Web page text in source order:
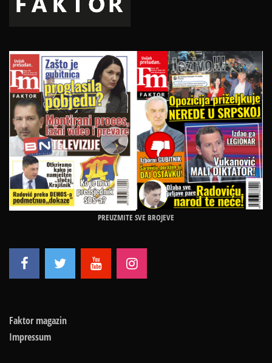
PREUZMITE SVE BROJEVE
Faktor magazin
Impressum